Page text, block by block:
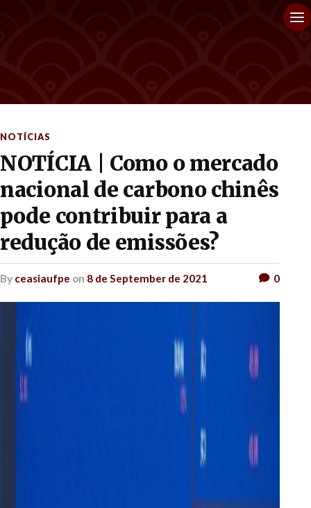
NOTÍCIAS
NOTÍCIA | Como o mercado
nacional de carbono chinês
pode contribuir para a
redução de emissões?
by ceasiaufpe on 8 de September de 2021 0